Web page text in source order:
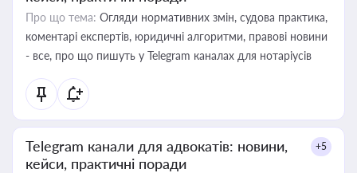
Про що тема: Огляди нормативних змін, судова практика,
коментарі експертів, юридичні алгоритми, правові новини
- все, про що пишуть у Telegram каналах для нотаріусів
Telegram канали для адвокатів: новини,
кейси, практичні поради
+5